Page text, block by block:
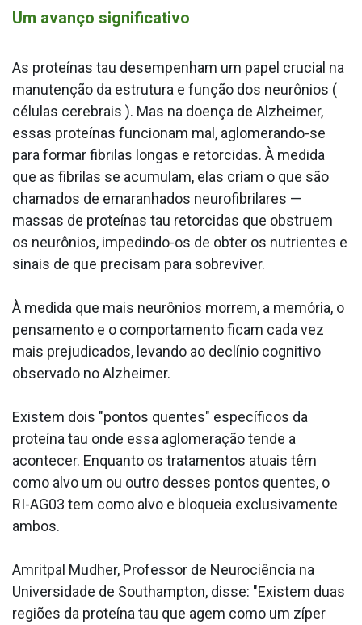
Um avanço significativo
As proteínas tau desempenham um papel crucial na
manutenção da estrutura e função dos neurônios (
células cerebrais ). Mas na doença de Alzheimer,
essas proteínas funcionam mal, aglomerando-se
para formar fibrilas longas e retorcidas. À medida
que as fibrilas se acumulam, elas criam o que são
chamados de emaranhados neurofibrilares —
massas de proteínas tau retorcidas que obstruem
os neurônios, impedindo-os de obter os nutrientes e
sinais de que precisam para sobreviver.
À medida que mais neurônios morrem, a memória, o
pensamento e o comportamento ficam cada vez
mais prejudicados, levando ao declínio cognitivo
observado no Alzheimer.
Existem dois "pontos quentes" específicos da
proteína tau onde essa aglomeração tende a
acontecer. Enquanto os tratamentos atuais têm
como alvo um ou outro desses pontos quentes, o
RI-AG03 tem como alvo e bloqueia exclusivamente
ambos.
Amritpal Mudher, Professor de Neurociência na
Universidade de Southampton, disse: "Existem duas
regiões da proteína tau que agem como um zíper